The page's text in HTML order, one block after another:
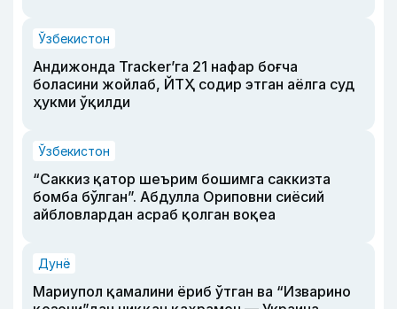
Ўзбекистон
Андижонда Tracker’га 21 нафар боғча
боласини жойлаб, ЙТҲ содир этган аёлга суд
ҳукми ўқилди
Ўзбекистон
“Саккиз қатор шеърим бошимга саккизта
бомба бўлган”. Абдулла Ориповни сиёсий
айбловлардан асраб қолган воқеа
Дунё
Мариупол қамалини ёриб ўтган ва “Изварино